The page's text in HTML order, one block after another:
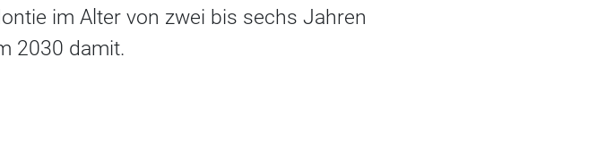
im Alter von zwei bis sechs Jahren
2030 damit.